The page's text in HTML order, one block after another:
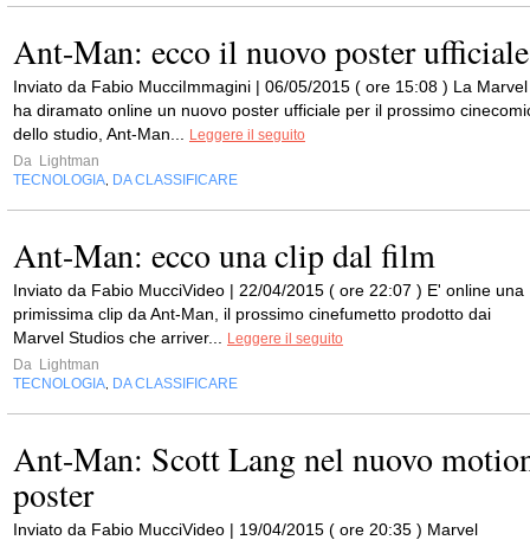
Ant-Man: ecco il nuovo poster ufficiale
Inviato da Fabio MucciImmagini | 06/05/2015 ( ore 15:08 ) La Marvel
ha diramato online un nuovo poster ufficiale per il prossimo
dello studio, Ant-Man...
Leggere il seguito
Da Lightman
TECNOLOGIA DA CLASSIFICARE
Ant-Man: ecco una clip dal film
Inviato da Fabio MucciVideo | 22/04/2015 ( ore 22:07 ) E' online una
primissima clip da Ant-Man, il prossimo cinefumetto prodotto dai
Marvel Studios che arriver...
Leggere il seguito
Da Lightman
TECNOLOGIA DA CLASSIFICARE
Ant-Man: Scott Lang nel nuovo
poster
Inviato da Fabio MucciVideo | 19/04/2015 ( ore 20:35 ) Marvel